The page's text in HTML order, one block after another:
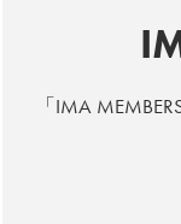
「IMA